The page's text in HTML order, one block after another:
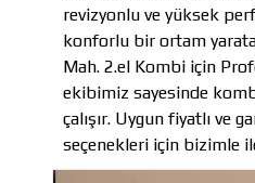
revizyonlu ve yüksek
konforlu bir ortam
Mah. 2.el Kombi için
ekibimiz sayesinde
çalışır. Uygun fiyatlı ve
seçenekleri için bizimle